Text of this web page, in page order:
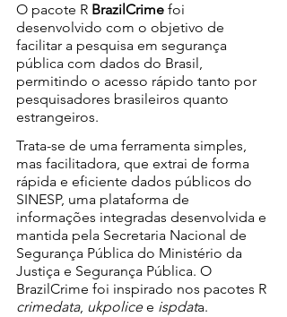
O pacote R BrazilCrime foi
desenvolvido com o objetivo de
facilitar a pesquisa em segurança
pública com dados do Brasil,
permitindo o acesso rápido tanto por
pesquisadores brasileiros quanto
estrangeiros.
Trata-se de uma ferramenta simples,
mas facilitadora, que extrai de forma
rápida e eficiente dados públicos do
SINESP, uma plataforma de
informações integradas desenvolvida e
mantida pela Secretaria Nacional de
Segurança Pública do Ministério da
Justiça e Segurança Pública. O
BrazilCrime foi inspirado nos pacotes R
crimedata, ukpolice e ispdata.